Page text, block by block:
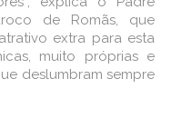
de Romãs, que
extra para esta
muito próprias e
deslumbram sempre